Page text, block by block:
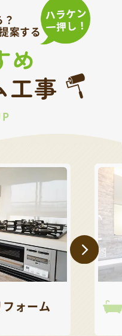
案する
め
工事
ォーム